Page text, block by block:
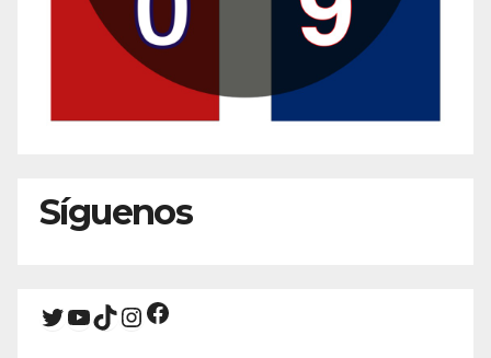
Síguenos
Twitter
YouTube
TikTok
Instagram
Facebook